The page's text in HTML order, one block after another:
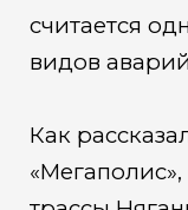
считается
видов
Как